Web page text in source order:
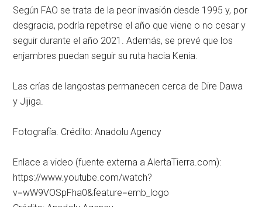
Según FAO se trata de la peor invasión desde 1995 y, por
desgracia, podría repetirse el año que viene o no cesar y
seguir durante el año 2021. Además, se prevé que los
enjambres puedan seguir su ruta hacia Kenia.
Las crías de langostas permanecen cerca de Dire Dawa
y Jijiga.
Fotografía. Crédito: Anadolu Agency
Enlace a video (fuente externa a AlertaTierra.com):
https://www.youtube.com/watch?
v=wW9VOSpFha0&feature=emb_logo